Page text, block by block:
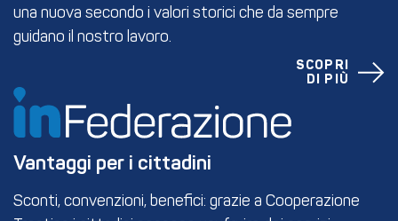
una nuova secondo i valori storici che da sempre
guidano il nostro lavoro.
SCOPRI
DI PIÙ
Vantaggi per i cittadini
Sconti, convenzioni, benefici: grazie a Cooperazione